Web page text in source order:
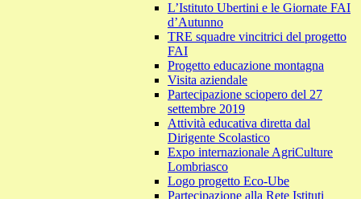
L’Istituto Ubertini e le Giornate FAI
d’Autunno
TRE squadre vincitrici del progetto
FAI
Progetto educazione montagna
Visita aziendale
Partecipazione sciopero del 27
settembre 2019
Attività educativa diretta dal
Dirigente Scolastico
Expo internazionale AgriCulture
Lombriasco
Logo progetto Eco-Ube
Partecipazione alla Rete Istituti